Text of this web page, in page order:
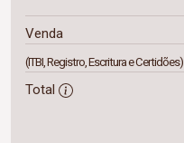
Venda
(ITBI, Registro, Escritura e Certidões)
Total